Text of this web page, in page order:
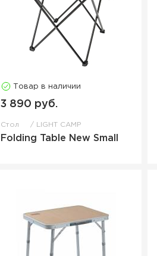
Товар в наличии
3 890 руб.
Стол LIGHT CAMP
Folding Table New Small